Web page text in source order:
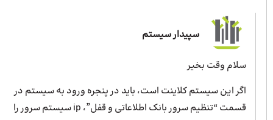
سپیدار سیستم
سلام وقت بخیر
اگر این سیستم کلاینت است، باید در پنجره ورود به سیستم در
قسمت “تنظیم سرور بانک اطلاعاتی و قفل”، ip سیستم سرور را